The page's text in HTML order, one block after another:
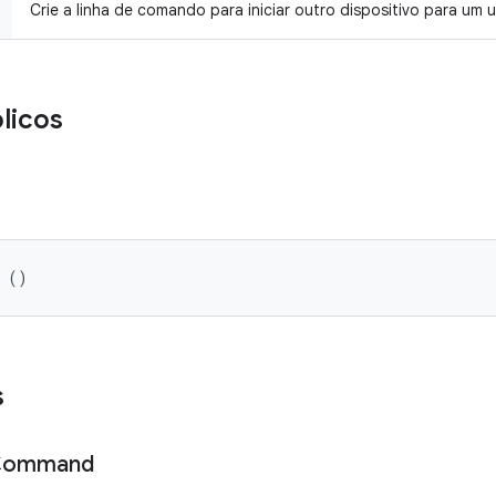
Crie a linha de comando para iniciar outro dispositivo para um
()